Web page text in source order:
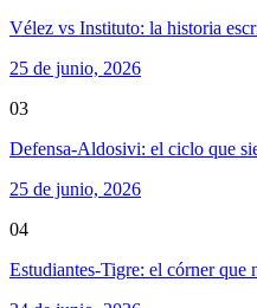
Vélez vs Instituto: la historia
25 de junio, 2026
03
Defensa-Aldosivi: el ciclo que
25 de junio, 2026
04
Estudiantes-Tigre: el córner que